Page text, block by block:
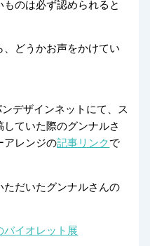
のは必ず認められると
どうかお声をかけてい
デザインネットにて、ス
ていた際のグンナルさ
アレンジの記事リンクで
だいたグンナルさんの
バイオレット展